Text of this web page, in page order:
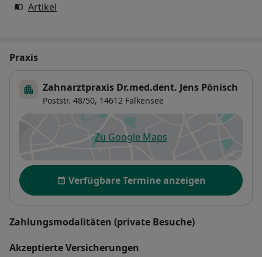
Artikel
Praxis
Zahnarztpraxis Dr.med.dent. Jens Pönisch
Poststr. 48/50, 14612 Falkensee
Zu Google Mapsöffnet in einer neuen
Verfügbarkeit
Verfügbare Termine anzeigen
Zahlungsmodalitäten (private Besuche)
Akzeptierte Versicherungen